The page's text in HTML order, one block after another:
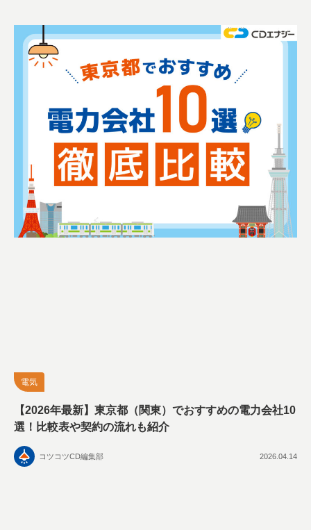
電気
【2026年最新】東京都（関東）でおすすめの電力会社10
選！比較表や契約の流れも紹介
コツコツCD編集部 2026.04.14